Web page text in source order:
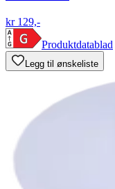
kr 129,-
Produktdatablad
Legg til ønskeliste